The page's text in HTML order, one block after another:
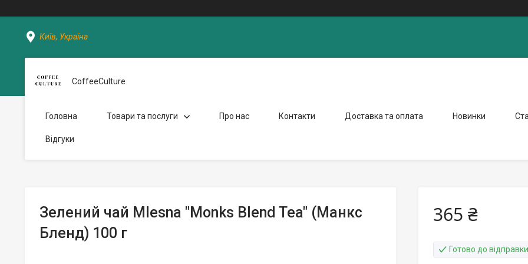
Київ, Україна
CoffeeCulture
Головна Товари та послуги Про нас Контакти Доставка та оплата Новинки
Відгуки
Зелений чай Mlesna "Monks Blend Tea" (Манкс
Бленд) 100 г
365 ₴
Готово до відправки